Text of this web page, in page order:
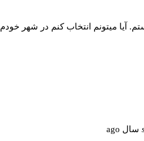
میتونم انتخاب کنم در شهر خودم